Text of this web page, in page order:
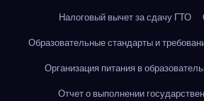
Налоговый вычет за сдачу ГТО
Образовательные стандарты и
Организация питания в
Отчет о выполнении